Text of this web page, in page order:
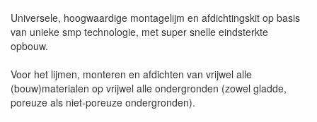
Universele, hoogwaardige montagelijm en afdichtingskit op basis
van unieke smp technologie, met super snelle eindsterkte
opbouw.
Voor het lijmen, monteren en afdichten van vrijwel alle
(bouw)materialen op vrijwel alle ondergronden (zowel gladde,
poreuze als niet-poreuze ondergronden).